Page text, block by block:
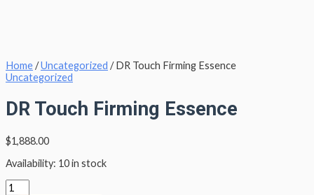
Home/Uncategorized / DR Touch Firming Essence
Uncategorized
DR Touch Firming Essence
$1,888.00
Availability: 10 in stock